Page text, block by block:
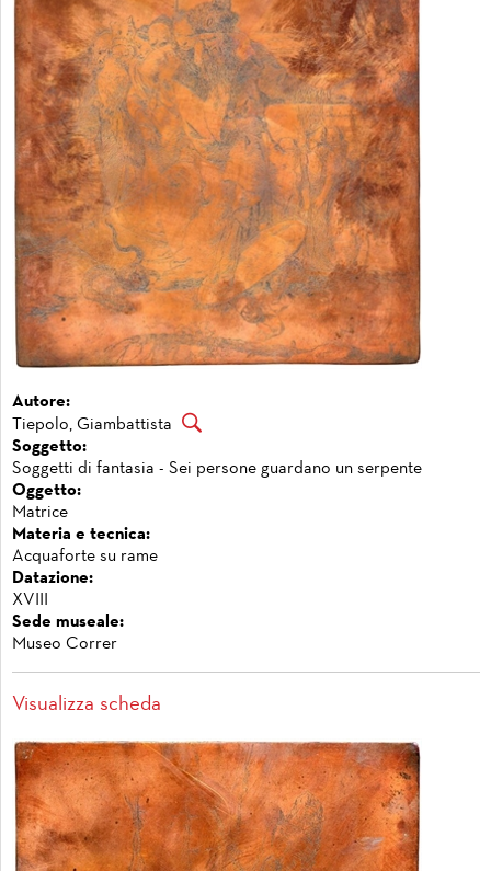
Autore:
Tiepolo, Giambattista
Soggetto:
Soggetti di fantasia - Sei persone guardano un serpente
Oggetto:
Matrice
Materia e tecnica:
Acquaforte su rame
Datazione:
XVIII
Sede museale:
Museo Correr
Visualizza scheda